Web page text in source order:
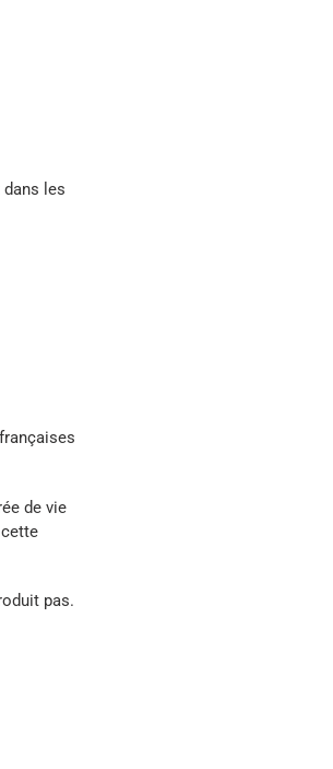
dans les
de vie
pas.